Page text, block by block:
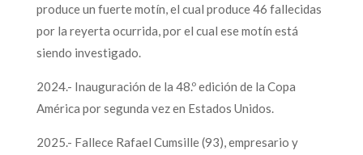
produce un fuerte motín, el cual produce 46 fallecidas
por la reyerta ocurrida, por el cual ese motín está
siendo investigado.
2024.- Inauguración de la 48.º edición de la Copa
América por segunda vez en Estados Unidos.
2025.- Fallece Rafael Cumsille (93), empresario y